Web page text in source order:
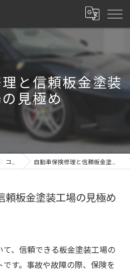
と信頼板金塗装
見極め
コラム 自動車保険修理と信頼板金塗装工場の見極め
頼板金塗装工場の見極め
、信頼できる板金塗装工場の
す。事故や故障の際、保険を